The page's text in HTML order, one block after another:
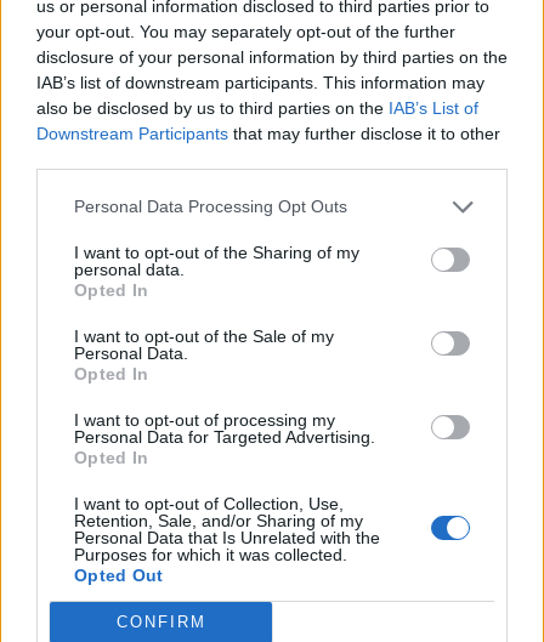
us or personal information disclosed to third parties prior to
your opt-out. You may separately opt-out of the further
disclosure of your personal information by third parties on the
IAB’s list of downstream participants. This information may
also be disclosed by us to third parties on the IAB’s List of
Downstream Participants that may further disclose it to other
Personal Data Processing Opt Outs
I want to opt-out of the Sharing of my
personal data.
Opted In
I want to opt-out of the Sale of my
Personal Data.
Opted In
I want to opt-out of processing my
Personal Data for Targeted Advertising.
Opted In
I want to opt-out of Collection, Use,
Retention, Sale, and/or Sharing of my
Personal Data that Is Unrelated with the
Purposes for which it was collected.
Opted Out
CONFIRM
2026. május 02., szombat
A gyergyószentmiklósi köztéri
bontották el mindeddig – a
többség még áll